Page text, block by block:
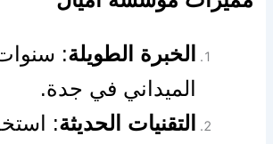
الخبرة الطويلة:
الميداني في جدة.
التقنيات الحديثة: